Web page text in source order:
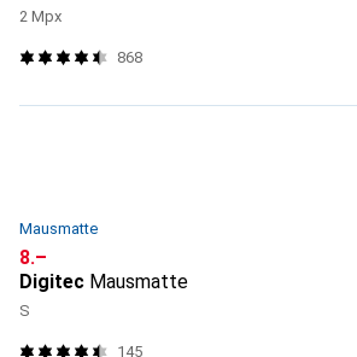
2 Mpx
868
Mausmatte
CHF
8.–
Digitec Mausmatte
S
145